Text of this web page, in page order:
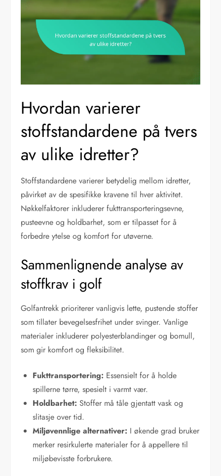
Hvordan varierer
stoffstandardene på tvers
av ulike idretter?
Stoffstandardene varierer betydelig mellom idretter,
påvirket av de spesifikke kravene til hver aktivitet.
Nøkkelfaktorer inkluderer fukttransporteringsevne,
pusteevne og holdbarhet, som er tilpasset for å
forbedre ytelse og komfort for utøverne.
Sammenlignende analyse av
stoffkrav i golf
Golfantrekk prioriterer vanligvis lette, pustende stoffer
som tillater bevegelsesfrihet under svinger. Vanlige
materialer inkluderer polyesterblandinger og bomull,
som gir komfort og fleksibilitet.
Fukttransportering: Essensielt for å holde
spillerne tørre, spesielt i varmt vær.
Holdbarhet: Stoffer må tåle gjentatt vask og
slitasje over tid.
Miljøvennlige alternativer: I økende grad bruker
merker resirkulerte materialer for å appellere til
miljøbevisste forbrukere.